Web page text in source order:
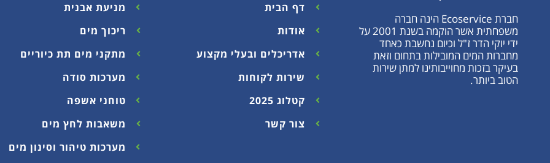
חברת Ecoservice הינה חברה
משפחתית אשר הוקמה בשנת 2001 על
ידי יוקי הדר ז"ל וכיום נחשבת כאחד
מחברות המים המובילות בתחום וזאת
בעיקר בזכות מחוייבותינו למתן שירות
הטוב ביותר.
דף הבית
אודות
אדריכלים ובעלי מקצוע
שירות לקוחות
קטלוג 2025
צור קשר
מניעת אבנית
ריכוך מים
מתקני מים תת כיוריים
מערכות סודה
טוחני אשפה
משאבות לחץ מים
מערכות טיהור וסינון מים